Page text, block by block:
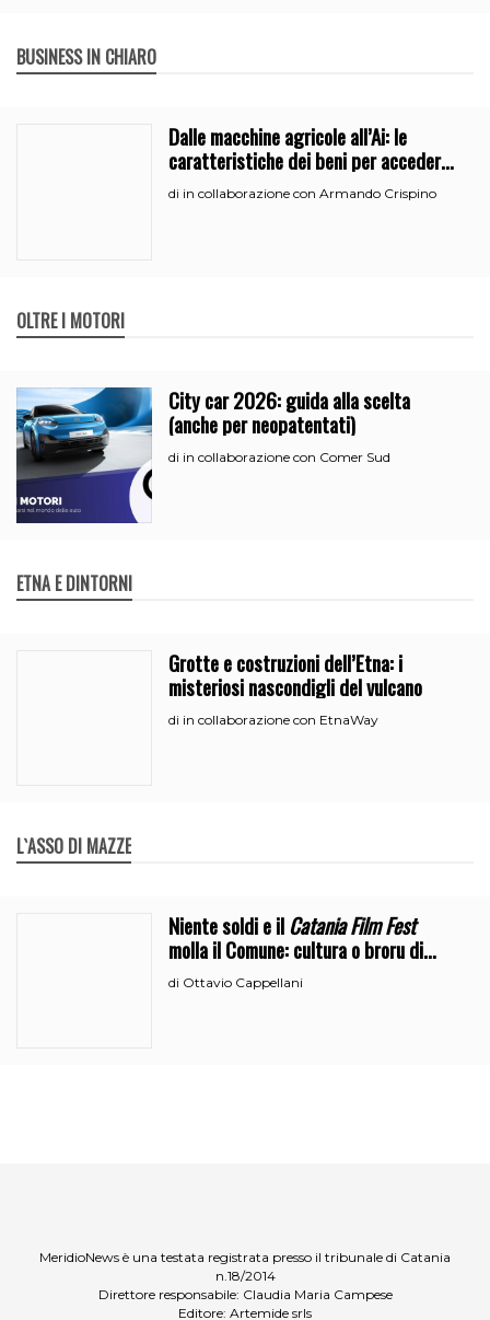
BUSINESS IN CHIARO
Dalle macchine agricole all’Ai: le
caratteristiche dei beni per accedere
all’iperammortamento
di in collaborazione con Armando Crispino
OLTRE I MOTORI
City car 2026: guida alla scelta
(anche per neopatentati)
di in collaborazione con Comer Sud
ETNA E DINTORNI
Grotte e costruzioni dell’Etna: i
misteriosi nascondigli del vulcano
di in collaborazione con EtnaWay
L`ASSO DI MAZZE
Niente soldi e ilCatania Film Fest
molla il Comune: cultura o broru di
ciciri?
di Ottavio Cappellani
MeridioNews è una testata registrata presso il tribunale di Catania
n.18/2014
Direttore responsabile: Claudia Maria Campese
Editore: Artemide srls